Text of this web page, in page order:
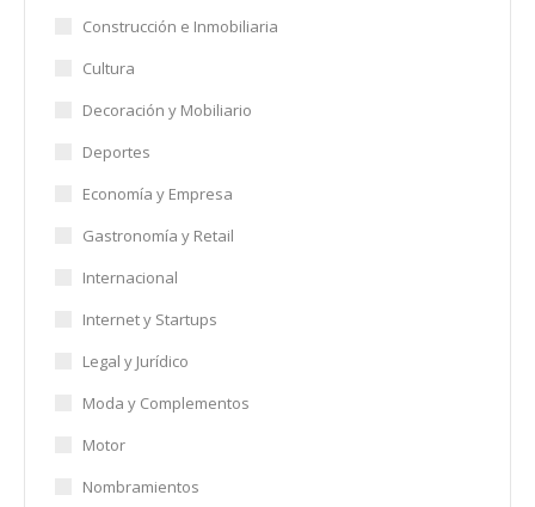
Construcción e Inmobiliaria
Cultura
Decoración y Mobiliario
Deportes
Economía y Empresa
Gastronomía y Retail
Internacional
Internet y Startups
Legal y Jurídico
Moda y Complementos
Motor
Nombramientos